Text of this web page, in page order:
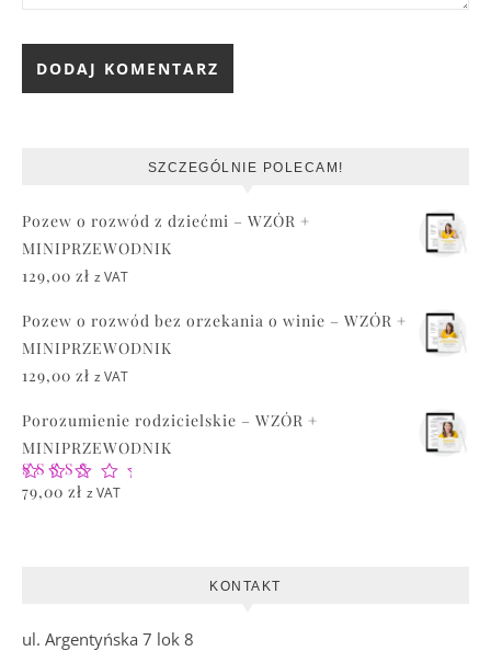
SZCZEGÓLNIE POLECAM!
Pozew o rozwód z dziećmi – WZÓR +
MINIPRZEWODNIK
129,00 zł z VAT
Pozew o rozwód bez orzekania o winie – WZÓR +
MINIPRZEWODNIK
129,00 zł z VAT
Porozumienie rodzicielskie – WZÓR +
MINIPRZEWODNIK
Oceniono
5.00
79,00 zł z VAT
KONTAKT
ul. Argentyńska 7 lok 8